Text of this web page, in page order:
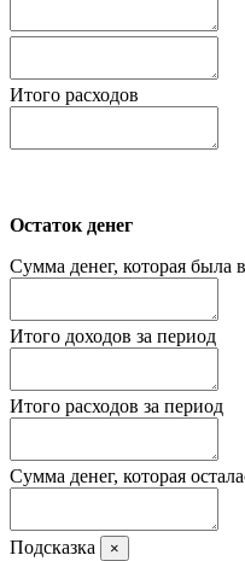
Итого расходов
Остаток денег
Сумма денег, которая была
Итого доходов за период
Итого расходов за период
Сумма денег, которая
Подсказка ×